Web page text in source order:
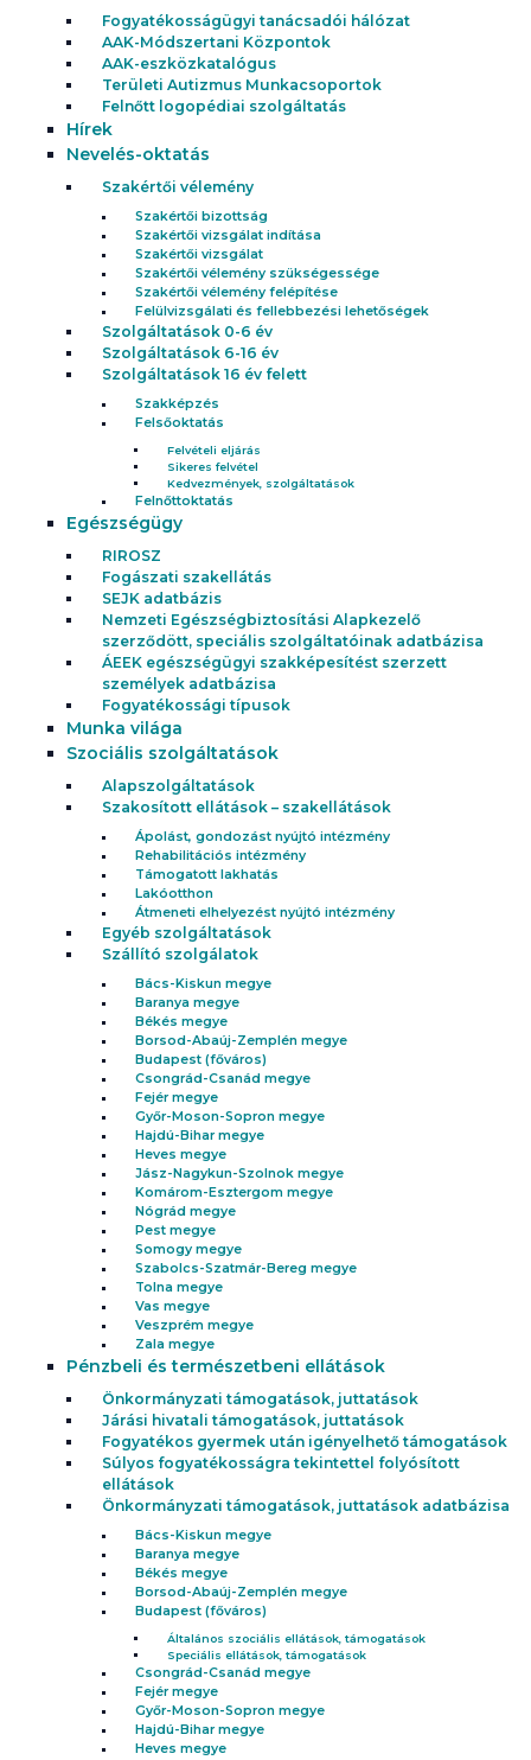
Fogyatékosságügyi tanácsadói hálózat
AAK-Módszertani Központok
AAK-eszközkatalógus
Területi Autizmus Munkacsoportok
Felnőtt logopédiai szolgáltatás
Hírek
Nevelés-oktatás
Szakértői vélemény
Szakértői bizottság
Szakértői vizsgálat indítása
Szakértői vizsgálat
Szakértői vélemény szükségessége
Szakértői vélemény felépítése
Felülvizsgálati és fellebbezési lehetőségek
Szolgáltatások 0-6 év
Szolgáltatások 6-16 év
Szolgáltatások 16 év felett
Szakképzés
Felsőoktatás
Felvételi eljárás
Sikeres felvétel
Kedvezmények, szolgáltatások
Felnőttoktatás
Egészségügy
RIROSZ
Fogászati szakellátás
SEJK adatbázis
Nemzeti Egészségbiztosítási Alapkezelő
szerződött, speciális szolgáltatóinak adatbázisa
ÁEEK egészségügyi szakképesítést szerzett
személyek adatbázisa
Fogyatékossági típusok
Munka világa
Szociális szolgáltatások
Alapszolgáltatások
Szakosított ellátások – szakellátások
Ápolást, gondozást nyújtó intézmény
Rehabilitációs intézmény
Támogatott lakhatás
Lakóotthon
Átmeneti elhelyezést nyújtó intézmény
Egyéb szolgáltatások
Szállító szolgálatok
Bács-Kiskun megye
Baranya megye
Békés megye
Borsod-Abaúj-Zemplén megye
Budapest (főváros)
Csongrád-Csanád megye
Fejér megye
Győr-Moson-Sopron megye
Hajdú-Bihar megye
Heves megye
Jász-Nagykun-Szolnok megye
Komárom-Esztergom megye
Nógrád megye
Pest megye
Somogy megye
Szabolcs-Szatmár-Bereg megye
Tolna megye
Vas megye
Veszprém megye
Zala megye
Pénzbeli és természetbeni ellátások
Önkormányzati támogatások, juttatások
Járási hivatali támogatások, juttatások
Fogyatékos gyermek után igényelhető támogatások
Súlyos fogyatékosságra tekintettel folyósított
ellátások
Önkormányzati támogatások, juttatások adatbázisa
Bács-Kiskun megye
Baranya megye
Békés megye
Borsod-Abaúj-Zemplén megye
Budapest (főváros)
Általános szociális ellátások, támogatások
Speciális ellátások, támogatások
Csongrád-Csanád megye
Fejér megye
Győr-Moson-Sopron megye
Hajdú-Bihar megye
Heves megye